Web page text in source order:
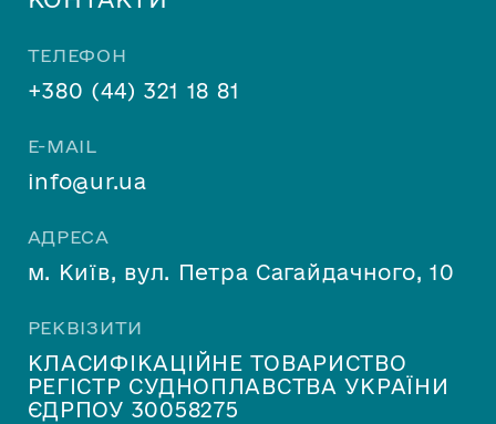
ТЕЛЕФОН
+380 (44) 321 18 81
E-MAIL
info@ur.ua
АДРЕСА
м. Київ, вул. Петра Сагайдачного, 10
РЕКВІЗИТИ
КЛАСИФІКАЦІЙНЕ ТОВАРИСТВО
РЕГІСТР СУДНОПЛАВСТВА УКРАЇНИ
ЄДРПОУ 30058275